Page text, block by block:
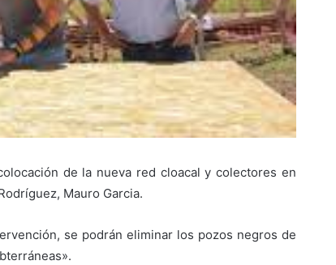
de la nueva red cloacal y colectores en
Mauro Garcia.
se podrán eliminar los pozos negros de